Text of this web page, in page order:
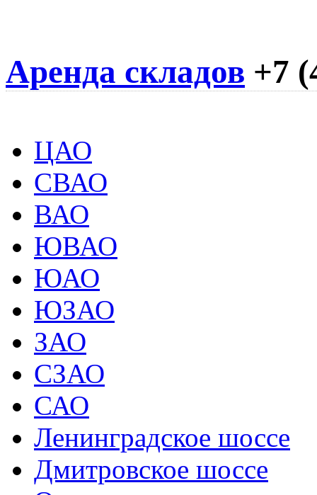
Аренда складов +7
ЦАО
СВАО
ВАО
ЮВАО
ЮАО
ЮЗАО
ЗАО
СЗАО
САО
Ленинградское шоссе
Дмитровское шоссе